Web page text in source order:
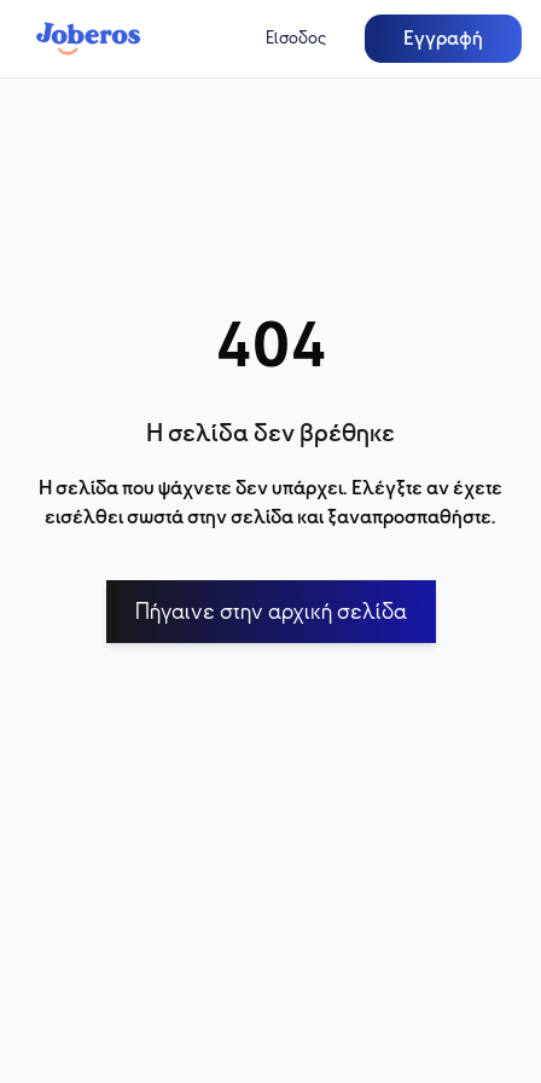
Είσοδος Εγγραφή
404
Η σελίδα δεν βρέθηκε
Η σελίδα που ψάχνετε δεν υπάρχει. Ελέγξτε αν έχετε
εισέλθει σωστά στην σελίδα και ξαναπροσπαθήστε.
Πήγαινε στην αρχική σελίδα